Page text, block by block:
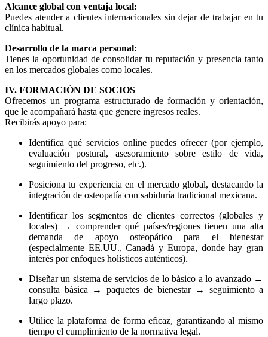
Alcance global con ventaja local:
Puedes atender a clientes internacionales sin dejar de trabajar en tu
clínica habitual.
Desarrollo de la marca personal:
Tienes la oportunidad de consolidar tu reputación y presencia tanto
en los mercados globales como locales.
IV. FORMACIÓN DE SOCIOS
Ofrecemos un programa estructurado de formación y orientación,
que le acompañará hasta que genere ingresos reales.
Recibirás apoyo para:
Identifica qué servicios online puedes ofrecer (por ejemplo,
evaluación postural, asesoramiento sobre estilo de vida,
seguimiento del progreso, etc.).
Posiciona tu experiencia en el mercado global, destacando la
integración de osteopatía con sabiduría tradicional mexicana.
Identificar los segmentos de clientes correctos (globales y
locales) → comprender qué países/regiones tienen una alta
demanda de apoyo osteopático para el bienestar
(especialmente EE.UU., Canadá y Europa, donde hay gran
interés por enfoques holísticos auténticos).
Diseñar un sistema de servicios de lo básico a lo avanzado →
consulta básica → paquetes de bienestar → seguimiento a
largo plazo.
Utilice la plataforma de forma eficaz, garantizando al mismo
tiempo el cumplimiento de la normativa legal.